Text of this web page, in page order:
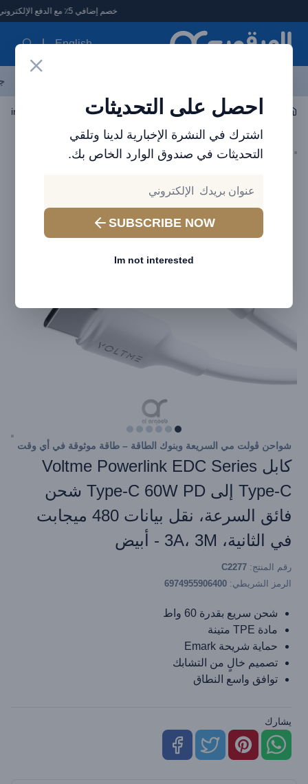
العرقوب - متجر الإلكترونيات في الإمارات
خصم إضافي 5٪ مع الدفع الإلكتروني
English
احصل على التحديثات
اشترك في النشرة الإخبارية لدينا وتلقي
التحديثات في صندوق الوارد الخاص بك.
SUBSCRIBE NOW
Im not interested
اكسسوارات الجوال الكابلات
شواحن ڤولت مي السريعة وبنوك الطاقة – طاقة موثوقة في أي وقت
كابل Voltme Powerlink EDC Series
Type-C إلى Type-C 60W PD شحن
فائق السرعة، نقل بيانات 480 ميجابت
في الثانية، 3A، 3M - أبيض
رقم المنتج: C2277
الرمز الشريطي: 6974955906400
شحن سريع بقدرة 60 واط
مادة TPE متينة
حماية شريحة Emark
تصميم خالٍ من التشابك
توافق واسع النطاق
يشارك